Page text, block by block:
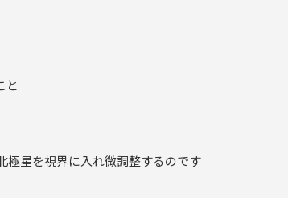
と
極星を視界に入れ微調整するのです